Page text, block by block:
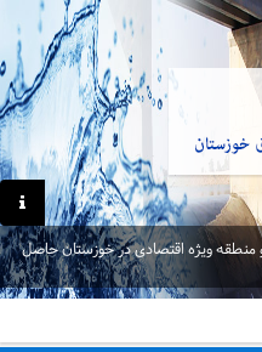
ویژه اقتصادی در خوزستان حاصل